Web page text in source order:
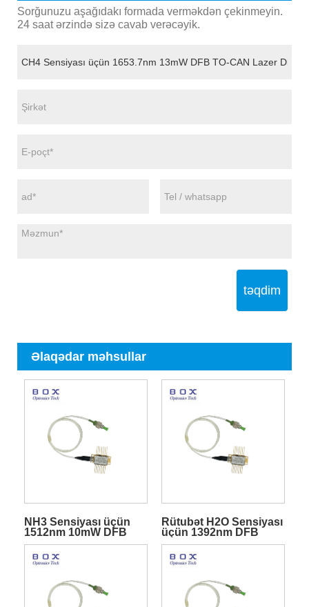
Sorğunuzu aşağıdakı formada verməkdən çekinmeyin.
24 saat ərzində sizə cavab verəcəyik.
təqdim
Əlaqədar məhsullar
NH3 Sensiyası üçün
1512nm 10mW DFB
14PIN Kəpənək Lazeri
Rütubət H2O Sensiyası
üçün 1392nm DFB
Kəpənək Lazer Diodu